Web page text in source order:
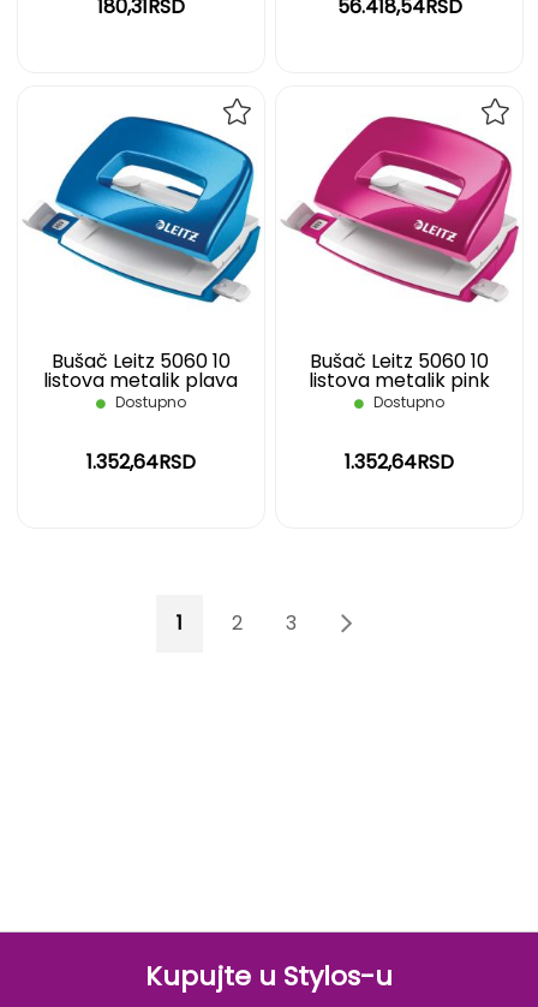
180,31RSD 56.418,54RSD
Bušač Leitz 5060 10
listova metalik plava
Dostupno
1.352,64RSD
DODAJ
NA
LISTU
ŽELJA
Bušač Leitz 5060 10
listova metalik pink
Dostupno
1.352,64RSD
NA
You're currently reading page
1 Page
2 Page
3 Page
4Page
Sledeće
Kupujte u Stylos-u